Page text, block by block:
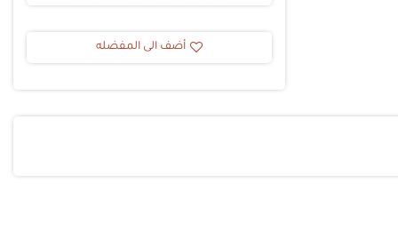
أضف الى المفضله